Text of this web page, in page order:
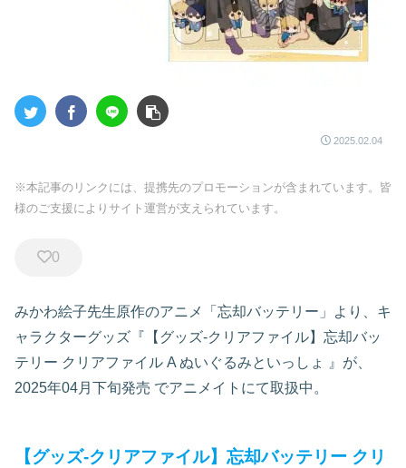
2025.02.04
※本記事のリンクには、提携先のプロモーションが含まれています。皆
様のご支援によりサイト運営が支えられています。
0
みかわ絵子先生原作のアニメ「忘却バッテリー」より、キ
ャラクターグッズ『【グッズ-クリアファイル】忘却バッ
テリー クリアファイル A ぬいぐるみといっしょ
』が、
2025年04月下旬発売 でアニメイトにて取扱中。
【グッズ-クリアファイル】忘却バッテリー クリ